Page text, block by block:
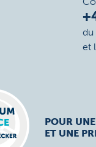
du
et
POUR
ET UNE